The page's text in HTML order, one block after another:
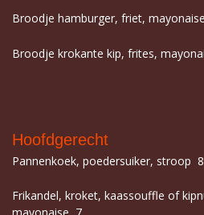
Broodje hamburger, friet,
Broodje krokante kip, frites,
Hoofdgerecht
Pannenkoek, poedersuiker, stroop 8
Frikandel, kroket, kaassouffle of